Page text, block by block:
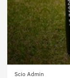
Scio Admin